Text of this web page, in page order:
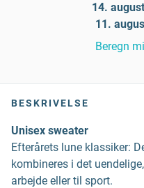
14.
11.
Beregn
BESKRIVELSE
Unisex sweater
Efterårets lune klassiker:
kombineres i det
arbejde eller til sport.